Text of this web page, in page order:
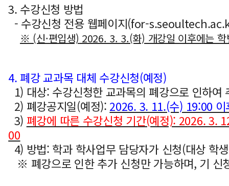
3. 수강신청 방법
- 수강신청 전용 웹페이지(for-
※ (신·편입생) 2026. 3. 3.(화) 개강일 이후에는
4. 폐강 교과목 대체 수강신청(예정)
1) 대상: 수강신청한 교과목의 폐강으로 인하
2) 폐강공지일(예정): 2026. 3. 11.(수) 19:00 이
3) 폐강에 따른 수강신청 기간(예정): 2026. 3.
00
4) 방법: 학과 학사업무 담당자가 신청(대상 학
※ 폐강으로 인한 추가 신청만 가능하며, 기 신